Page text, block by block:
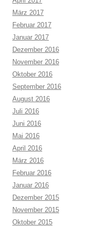
März 2017
Februar 2017
Januar 2017
Dezember 2016
November 2016
Oktober 2016
September 2016
August 2016
Juli 2016
Juni 2016
Mai 2016
April 2016
März 2016
Februar 2016
Januar 2016
Dezember 2015
November 2015
Oktober 2015